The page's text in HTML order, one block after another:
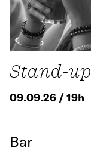
Stand-up
09.09.26 / 19h
Bar